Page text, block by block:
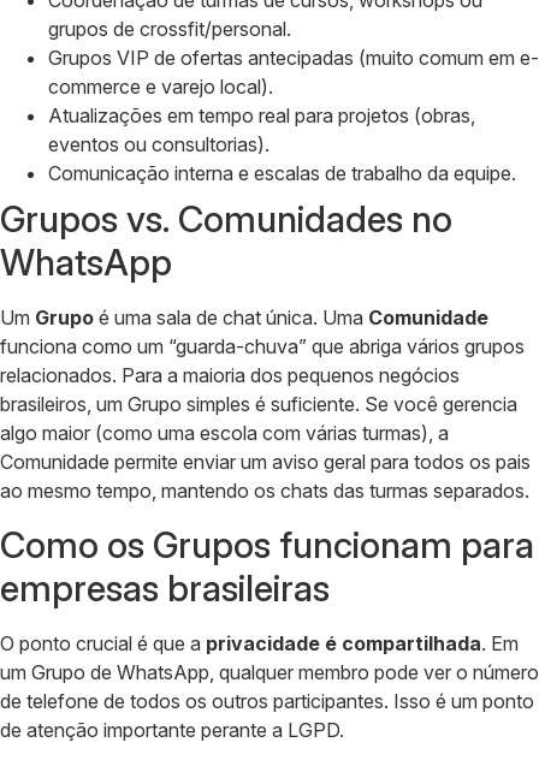
grupos de crossfit/personal.
Grupos VIP de ofertas antecipadas (muito comum em e-
commerce e varejo local).
Atualizações em tempo real para projetos (obras,
eventos ou consultorias).
Comunicação interna e escalas de trabalho da equipe.
Grupos vs. Comunidades no
WhatsApp
Um Grupo é uma sala de chat única. Uma Comunidade
funciona como um “guarda-chuva” que abriga vários grupos
relacionados. Para a maioria dos pequenos negócios
brasileiros, um Grupo simples é suficiente. Se você gerencia
algo maior (como uma escola com várias turmas), a
Comunidade permite enviar um aviso geral para todos os pais
ao mesmo tempo, mantendo os chats das turmas separados.
Como os Grupos funcionam para
empresas brasileiras
O ponto crucial é que a privacidade é compartilhada. Em
um Grupo de WhatsApp, qualquer membro pode ver o número
de telefone de todos os outros participantes. Isso é um ponto
de atenção importante perante a LGPD.